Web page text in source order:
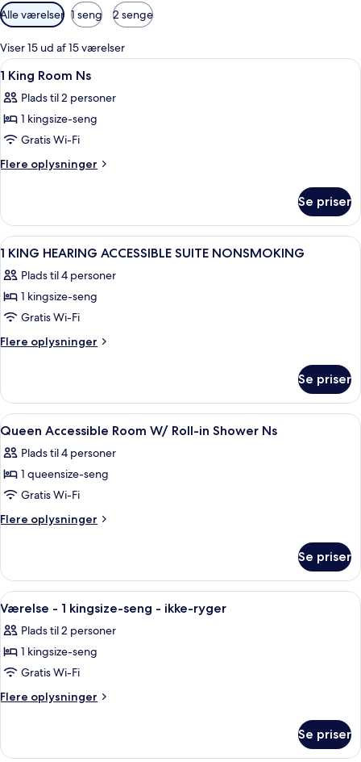
Tilgængelige
filtre
for
værelser
Alle værelser 1 seng 2 senge
Viser 15 ud af 15 værelser
Indlæs
alle
billeder
af
1
King
Et hotelværelse med seng,
2
1 King Room Ns
Plads til 2 personer
1 kingsize-seng
Gratis Wi-Fi
Flere oplysninger
Flere
King
Room
Ns
Se priser
Indlæs
alle
billeder
af
1
KING
SUITE
NONSMOKING
Et hotelværelse med seng, fjernsyn,
7
1 KING HEARING ACCESSIBLE SUITE NONSMOKING
Plads til 4 personer
1 kingsize-seng
Gratis Wi-Fi
Flere oplysninger
Flere
KING
HEARING
ACCESSIBLE
NONSMOKING
Se priser
Indlæs
alle
billeder
af
Queen
Accessible
Roll-
in
Shower
Ns
Et hotelværelse med to senge, et
5
Queen Accessible Room W/ Roll-in Shower Ns
Plads til 4 personer
1 queensize-seng
Gratis Wi-Fi
Flere oplysninger
Flere
Accessible
Room
W/
in
Shower
Se priser
Indlæs
alle
billeder
af
Værelse
-
seng
Et hotelværelse med en seng, et
4
Værelse - 1 kingsize-seng - ikke-ryger
Plads til 2 personer
1 kingsize-seng
Gratis Wi-Fi
Flere oplysninger
Flere
-
Se priser